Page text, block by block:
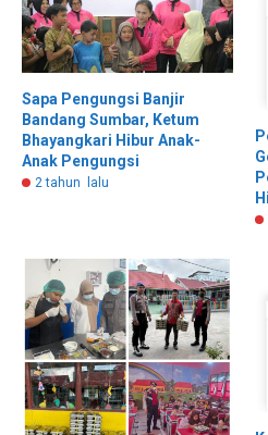
Sapa Pengungsi Banjir
Bandang Sumbar, Ketum
Bhayangkari Hibur Anak-
Anak Pengungsi
2 tahun lalu